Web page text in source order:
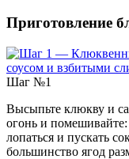
Приготовление
Шаг №1
Высыпьте клюкву и
огонь и
лопаться и пускать
большинство ягод